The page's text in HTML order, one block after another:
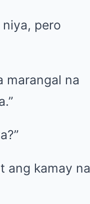
pero
marangal na
ang kamay na